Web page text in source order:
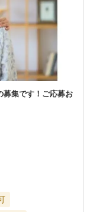
募集です！ご応募お